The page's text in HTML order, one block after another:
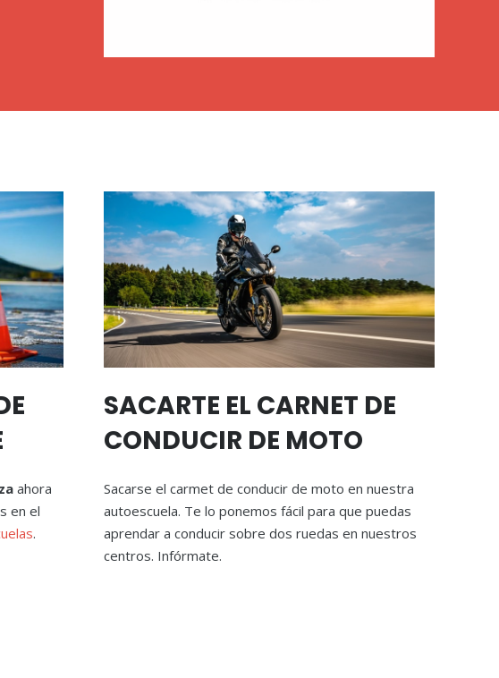
ahora
en el
.
SACARTE EL CARNET DE
CONDUCIR DE MOTO
Sacarse el carmet de conducir de moto en nuestra
autoescuela. Te lo ponemos fácil para que puedas
aprendar a conducir sobre dos ruedas en nuestros
centros. Infórmate.